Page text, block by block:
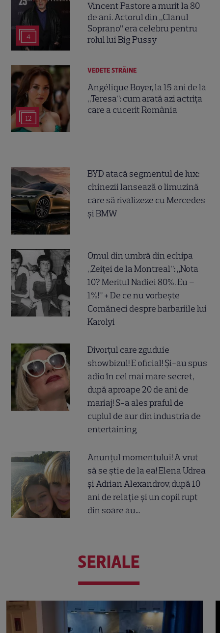
4
Vincent Pastore a murit la 80
de ani. Actorul din „Clanul
Soprano” era celebru pentru
rolul lui Big Pussy
12
VEDETE STRĂINE
Angélique Boyer, la 15 ani de la
„Teresa”: cum arată azi actrița
care a cucerit România
BYD atacă segmentul de lux:
chinezii lansează o limuzină
care să rivalizeze cu Mercedes
și BMW
Omul din umbră din echipa
„Zeiței de la Montreal”: „Nota
10? Meritul Nadiei 80%. Eu –
1%!” + De ce nu vorbește
Comăneci despre barbariile lui
Karolyi
Divorțul care zguduie
showbizul! E oficial! Și-au spus
adio în cel mai mare secret,
după aproape 20 de ani de
mariaj! S-a ales praful de
cuplul de aur din industria de
entertaining
Anunțul momentului! A vrut
să se știe de la ea! Elena Udrea
și Adrian Alexandrov, după 10
ani de relație și un copil rupt
din soare au...
SERIALE